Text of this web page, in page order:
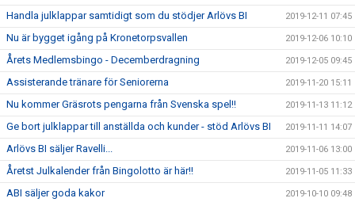
Handla julklappar samtidigt som du stödjer Arlövs BI 2019-12-11 07:45
Nu är bygget igång på Kronetorpsvallen 2019-12-06 10:10
Årets Medlemsbingo - Decemberdragning 2019-12-05 09:45
Assisterande tränare för Seniorerna 2019-11-20 15:11
Nu kommer Gräsrots pengarna från Svenska spel!! 2019-11-13 11:12
Ge bort julklappar till anställda och kunder - stöd Arlövs BI 2019-11-11 14:07
Arlövs BI säljer Ravelli... 2019-11-06 13:00
Åretst Julkalender från Bingolotto är här!! 2019-11-05 11:33
ABI säljer goda kakor 2019-10-10 09:48